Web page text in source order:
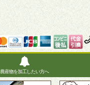
農産物を加工したい方へ